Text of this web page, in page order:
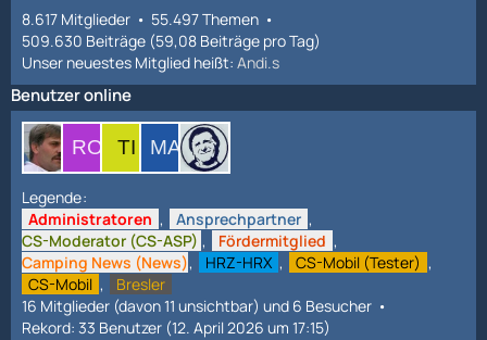
8.617 Mitglieder
55.497 Themen
509.630 Beiträge (59,08 Beiträge pro Tag)
Unser neuestes Mitglied heißt: Andi.s
Benutzer online
Legende
Administratoren
Ansprechpartner
CS-Moderator (CS-ASP)
Fördermitglied
Camping News (News)
HRZ-HRX
CS-Mobil (Tester)
CS-Mobil
Bresler
16 Mitglieder (davon 11 unsichtbar) und 6 Besucher
Rekord: 33 Benutzer (12. April 2026 um 17:15)